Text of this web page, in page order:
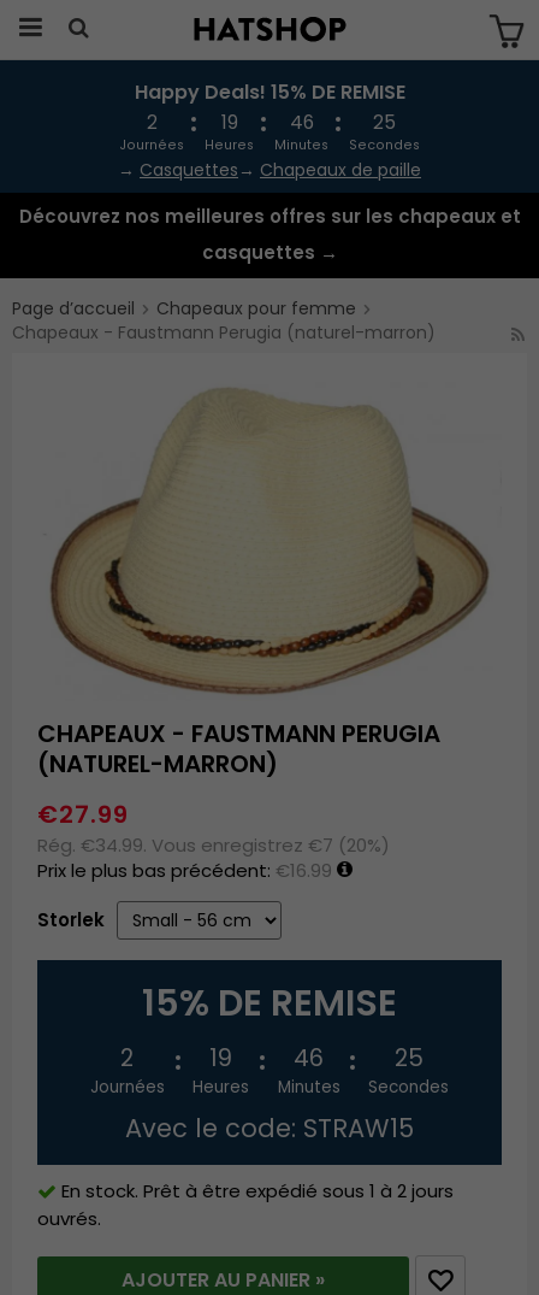
Produkten har blivit tillagd i varukorgen
Happy Deals! 15% DE REMISE
2
Journées
19
Heures
46
Minutes
24
Secondes
→ Casquettes → Chapeaux de paille
Découvrez nos meilleures offres sur les chapeaux et
casquettes →
Page d’accueil
Chapeaux pour femme
Chapeaux - Faustmann Perugia (naturel-marron)
CHAPEAUX - FAUSTMANN PERUGIA
(NATUREL-MARRON)
€27.99
Rég. €34.99. Vous enregistrez €7 (20%)
Prix le plus bas précédent: €16.99
Storlek
15% DE REMISE
2
Journées
19
Heures
46
Minutes
24
Secondes
Avec le code: STRAW15
En stock. Prêt à être expédié sous 1 à 2 jours
ouvrés.
AJOUTER AU PANIER »